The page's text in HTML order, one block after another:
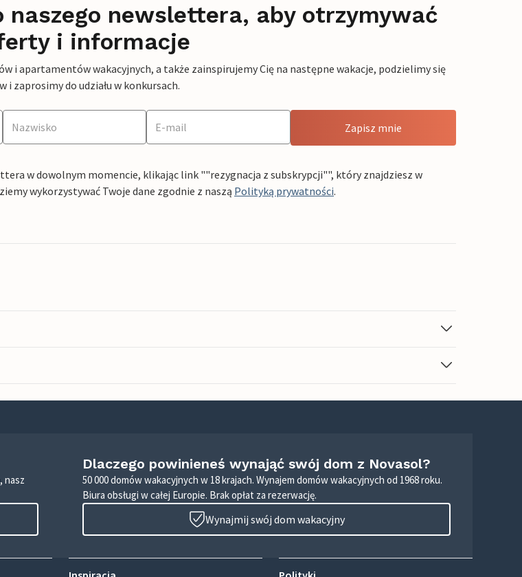
naszego newslettera, aby otrzymywać
i informacje
i apartamentów wakacyjnych, a także zainspirujemy Cię na następne wakacje, podzielimy się
zaprosimy do udziału w konkursach.
Zapisz mnie
w dowolnym momencie, klikając link ""rezygnacja z subskrypcji"", który znajdziesz w
wykorzystywać Twoje dane zgodnie z naszą Polityką prywatności.
nasz
Dlaczego powinieneś wynająć swój dom z Novasol?
50 000 domów wakacyjnych w 18 krajach. Wynajem domów wakacyjnych od 1968 roku.
Biura obsługi w całej Europie. Brak opłat za rezerwację.
Wynajmij swój dom wakacyjny